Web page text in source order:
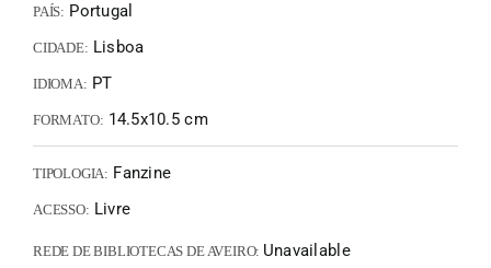
PAÍS: Portugal
CIDADE: Lisboa
IDIOMA: PT
FORMATO: 14.5x10.5 cm
TIPOLOGIA: Fanzine
ACESSO: Livre
REDE DE BIBLIOTECAS DE AVEIRO: Unavailable